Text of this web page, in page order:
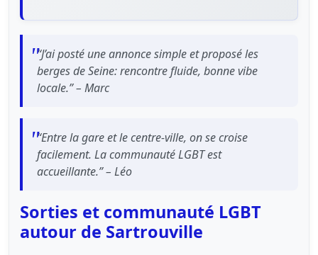
“J’ai posté une annonce simple et proposé les
berges de Seine: rencontre fluide, bonne vibe
locale.” – Marc
“Entre la gare et le centre-ville, on se croise
facilement. La communauté LGBT est
accueillante.” – Léo
Sorties et communauté LGBT
autour de Sartrouville